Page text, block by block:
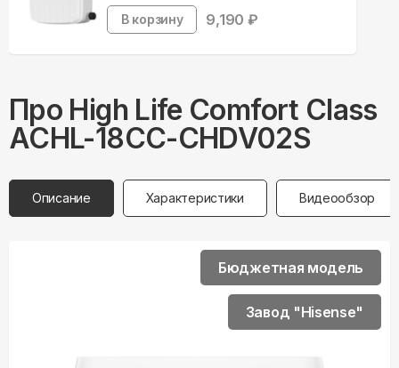
В корзину 9,190 ₽
Про High Life Comfort Class
ACHL-18CC-CHDV02S
Описание Характеристики Видеообзор
Бюджетная модель
Завод "Hisense"